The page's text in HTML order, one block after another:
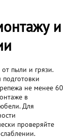
и
пыли и грязи.
не менее 60
в
Для
проверяйте